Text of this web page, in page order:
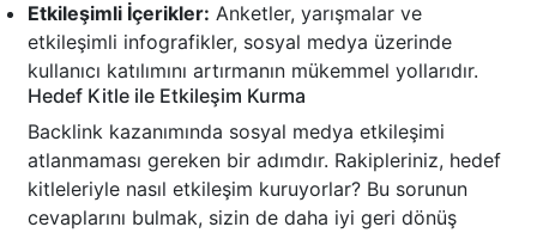
Etkileşimli İçerikler: Anketler, yarışmalar ve
etkileşimli infografikler, sosyal medya üzerinde
kullanıcı katılımını artırmanın mükemmel yollarıdır.
Hedef Kitle ile Etkileşim Kurma
Backlink kazanımında sosyal medya etkileşimi
atlanmaması gereken bir adımdır. Rakipleriniz, hedef
kitleleriyle nasıl etkileşim kuruyorlar? Bu sorunun
cevaplarını bulmak, sizin de daha iyi geri dönüş